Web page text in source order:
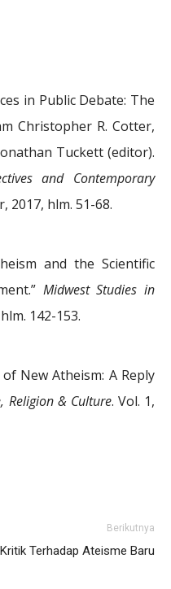
in Public Debate: The
Christopher R. Cotter,
Tuckett (editor).
and Contemporary
2017, hlm. 51-68.
and the Scientific
Midwest Studies in
142-153.
New Atheism: A Reply
Religion & Culture. Vol. 1,
Berikutnya
Kritik Terhadap Ateisme Baru